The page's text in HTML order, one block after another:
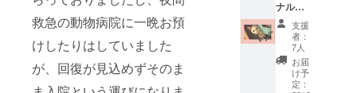
救急の動物病院に一晩お預
けしたりはしていました
が、回復が見込めずそのま
ナルポ
スト
カード
セット
ランダ
ムに5種
類のポ
支援
者：
7人
お届
け予
定：